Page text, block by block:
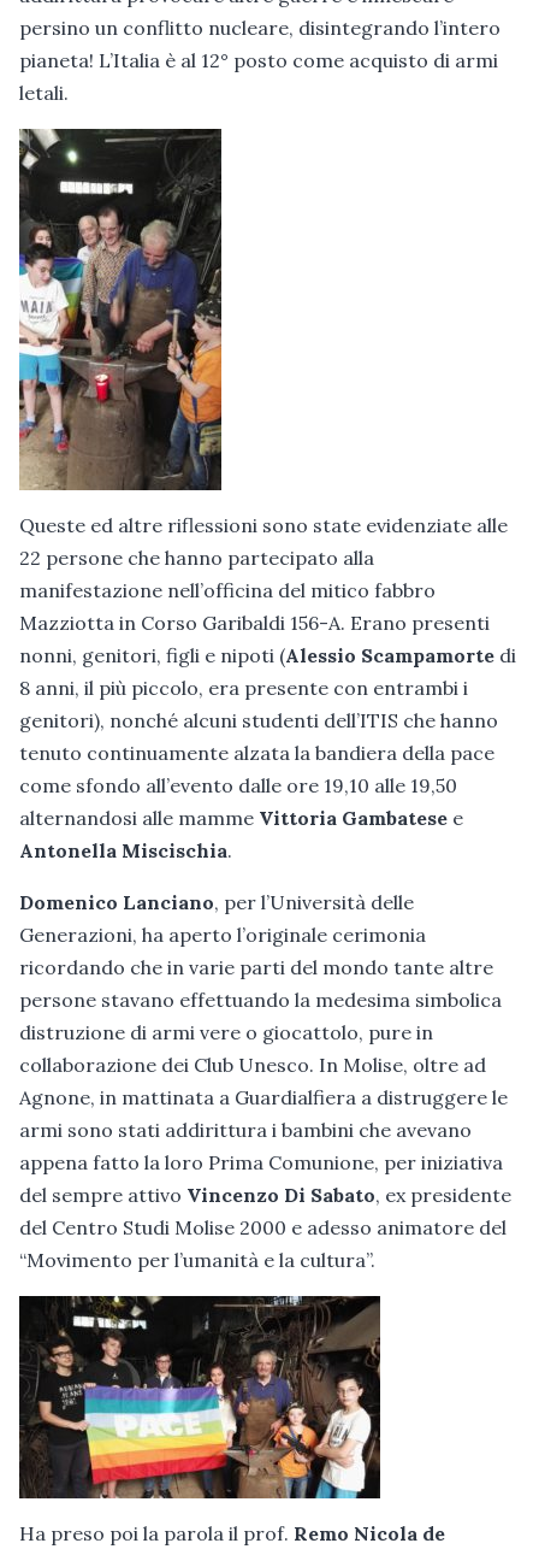
persino un conflitto nucleare, disintegrando l’intero
pianeta! L’Italia è al 12° posto come acquisto di armi
letali.
Queste ed altre riflessioni sono state evidenziate alle
22 persone che hanno partecipato alla
manifestazione nell’officina del mitico fabbro
Mazziotta in Corso Garibaldi 156-A. Erano presenti
nonni, genitori, figli e nipoti (Alessio Scampamorte di
8 anni, il più piccolo, era presente con entrambi i
genitori), nonché alcuni studenti dell’ITIS che hanno
tenuto continuamente alzata la bandiera della pace
come sfondo all’evento dalle ore 19,10 alle 19,50
alternandosi alle mamme Vittoria Gambatese e
Antonella Miscischia.
Domenico Lanciano, per l’Università delle
Generazioni, ha aperto l’originale cerimonia
ricordando che in varie parti del mondo tante altre
persone stavano effettuando la medesima simbolica
distruzione di armi vere o giocattolo, pure in
collaborazione dei Club Unesco. In Molise, oltre ad
Agnone, in mattinata a Guardialfiera a distruggere le
armi sono stati addirittura i bambini che avevano
appena fatto la loro Prima Comunione, per iniziativa
del sempre attivo Vincenzo Di Sabato, ex presidente
del Centro Studi Molise 2000 e adesso animatore del
“Movimento per l’umanità e la cultura”.
Ha preso poi la parola il prof. Remo Nicola de